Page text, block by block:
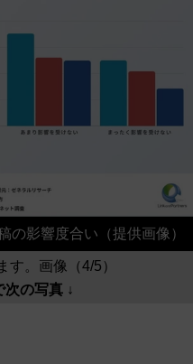
の影響度合い（提供画像）
す。画像（4/5）
次の写真 ↓